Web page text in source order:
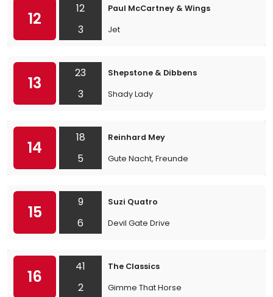
12
12
3
Paul McCartney & Wings
Jet
13
23
3
Shepstone & Dibbens
Shady Lady
14
18
5
Reinhard Mey
Gute Nacht, Freunde
15
9
6
Suzi Quatro
Devil Gate Drive
16
41
2
The Classics
Gimme That Horse